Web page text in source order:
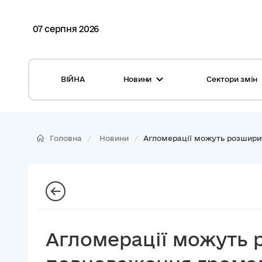
07 серпня 2026
ВІЙНА Новини
Глосарій
Репортажі з громад
Сектори змін
Медицина
Безпека
Головна Новини Агломерації можуть
Агломерації можуть